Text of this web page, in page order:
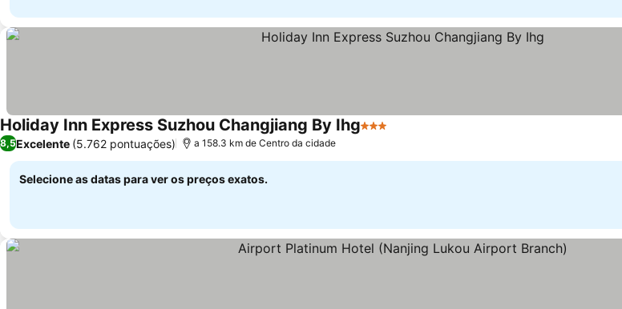
Holiday Inn Express Suzhou Changjiang By Ihg3 Estrelas
8,5Excelente (5.762 pontuações) a 158.3 km de Centro da cidade
Selecione as datas para ver os preços exatos.